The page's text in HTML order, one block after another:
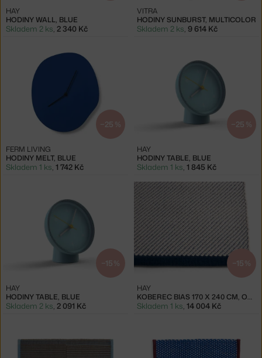
HODINY WALL, BLUE
HAY
Skladem 2 ks 2 340 Kč
HODINY SUNBURST, MULTICOLOR
VITRA
Skladem 2 ks 9 614 Kč
−25 %
HODINY MELT, BLUE
FERM LIVING
Skladem 1 ks, 1 742 Kč
−25 %
HODINY TABLE, BLUE
HAY
Skladem 1 ks, 1 845 Kč
−15 %
HODINY TABLE, BLUE
HAY
Skladem 2 ks, 2 091 Kč
−15 %
KOBEREC BIAS 170 X 240 CM, OCEAN
HAY
Skladem 1 ks, 14 004 Kč